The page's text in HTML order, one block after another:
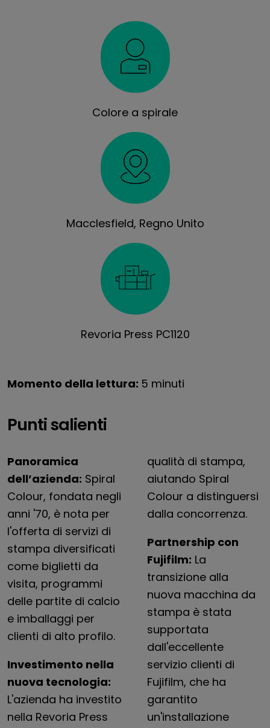
Colore a spirale
Macclesfield, Regno Unito
Revoria Press PC1120
Momento della lettura: 5 minuti
Punti salienti
Panoramica
dell’azienda: Spiral
Colour, fondata negli
anni '70, è nota per
l'offerta di servizi di
stampa diversificati
come biglietti da
visita, programmi
delle partite di calcio
e imballaggi per
clienti di alto profilo.
Investimento nella
nuova tecnologia:
L'azienda ha investito
nella Revoria Press
qualità di stampa,
aiutando Spiral
Colour a distinguersi
dalla concorrenza.
Partnership con
Fujifilm: La
transizione alla
nuova macchina da
stampa è stata
supportata
dall'eccellente
servizio clienti di
Fujifilm, che ha
garantito
un'installazione